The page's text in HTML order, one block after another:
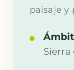
paisaje y
Sierra